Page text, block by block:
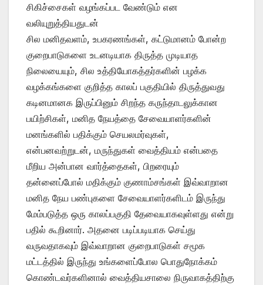
சிகிச்சைகள் வழங்கப்பட வேண்டும் என
வலியுறுத்தியதுடன்
சில மனிதவளம், உபகரணங்கள், கட்டுமானம் போன்ற
குறைபாடுகளை உடனடியாக திருத்த முடியாத
நிலையையும், சில உத்தியோகத்தர்களின் பழக்க
வழக்கங்களை குறித்த காலப் பகுதியில் திருத்துவது
கடினமானக இருப்பினும் சிறந்த கருந்தாடலுக்கான
பயிற்சிகள், மனித நேயத்தை சேவையாளர்களின்
மனங்களில் பதிக்கும் செயலமர்வுகள்,
என்பனவற்றுடன், மருந்துகள் வைத்தியம் என்பதை
மீறிய அன்பான வார்த்தைகள், பிறரையும்
தன்னைப்போல் மதிக்கும் குணாம்சங்கள் இவ்வாறான
மனித நேய பண்புகளை சேவையாளர்களிடம் இருந்து
மேம்படுத்த ஒரு காலப்பகுதி தேவையாகவுள்ளது என்று
பதில் கூறினார். அதனை படிப்படியாக செய்து
வருவதாகவும் இவ்வாறான குறைபாடுகள் சமூக
மட்டத்தில் இருந்து உங்களைப்போல பொதுநோக்கம்
கொண்டவர்களினால் வைத்தியசாலை நிருவாகத்திற்கு